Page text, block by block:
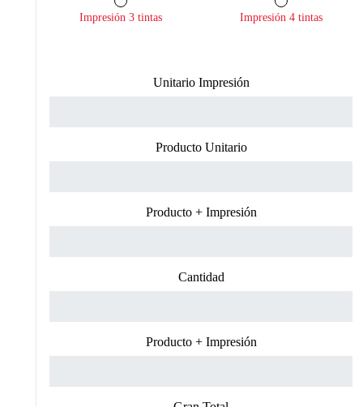
Impresión 3 tintas Impresión 4 tintas
Unitario Impresión
Producto Unitario
Producto + Impresión
Cantidad
Producto + Impresión